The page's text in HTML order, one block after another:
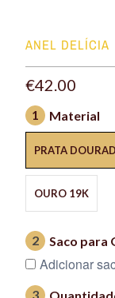
ANEL DELÍCIA
€42.00
1 Material
PRATA
OURO 19K
2 Saco para
Adicionar
3